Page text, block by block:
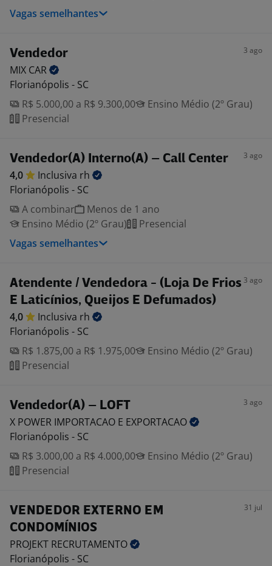
Vagas semelhantes
Vendedor 3 ago
MIX CAR
Florianópolis - SC
R$ 5.000,00 a R$ 9.300,00
Ensino Médio (2º Grau)
Presencial
Vendedor(A) Interno(A) – Call Center 3 ago
4,0 Inclusiva rh
Florianópolis - SC
A combinar
Menos de 1 ano
Ensino Médio (2º Grau)
Presencial
Vagas semelhantes
Atendente / Vendedora - (Loja De Frios
E Laticínios, Queijos E Defumados)
3 ago
4,0 Inclusiva rh
Florianópolis - SC
R$ 1.875,00 a R$ 1.975,00
Ensino Médio (2º Grau)
Presencial
Vendedor(A) – LOFT 3 ago
X POWER IMPORTACAO E EXPORTACAO
Florianópolis - SC
R$ 3.000,00 a R$ 4.000,00
Ensino Médio (2º Grau)
Presencial
VENDEDOR EXTERNO EM
CONDOMÍNIOS
31 jul
PROJEKT RECRUTAMENTO
Florianópolis - SC